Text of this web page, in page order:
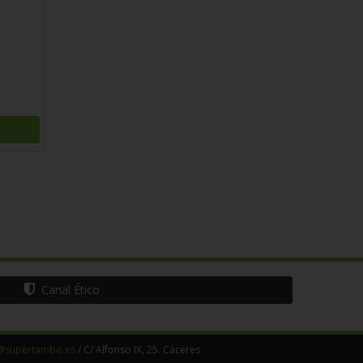
Canal Ético
/ C/ Alfonso IX, 25. Cáceres